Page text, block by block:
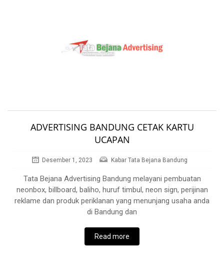
ADVERTISING BANDUNG CETAK KARTU
UCAPAN
Desember 1, 2023 Kabar Tata Bejana Bandung
Tata Bejana Advertising Bandung melayani pembuatan
neonbox, billboard, baliho, huruf timbul, neon sign, perijinan
reklame dan produk periklanan yang menunjang usaha anda
di Bandung dan
Read more